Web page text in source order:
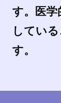
す。医学
してい
す。